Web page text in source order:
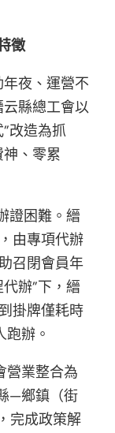
徵
夜、運營不
縣總工會以
改造為抓
、零累
證困難。縉
由專項代辦
召閉會員年
辦”下，縉
掛牌僅耗時
辦。
營業整合為
—鄉鎮（街
完成政策解